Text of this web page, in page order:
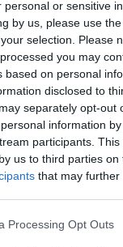
personal or sensitive
by us, please use
selection. Please
you may
based on personal
disclosed to
separately opt-out
information
participants.
us to third parties on
that may
Processing Opt Outs
certas, os
de forma aleatória,
por
é
física do
(pessoal e
convites com a
pessoal por outras
repetidas (com
de última hora
Apenas deve
ir, pois o